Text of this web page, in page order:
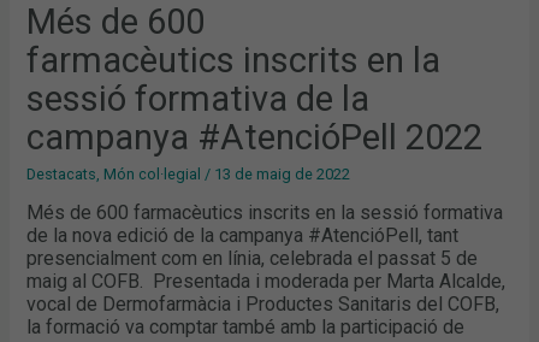
Més de 600
farmacèutics inscrits en la
sessió formativa de la
campanya #AtencióPell 2022
Destacats, Món col·legial / 13 de maig de 2022
Més de 600 farmacèutics inscrits en la sessió formativa
de la nova edició de la campanya #AtencióPell, tant
presencialment com en línia, celebrada el passat 5 de
maig al COFB. Presentada i moderada per Marta Alcalde,
vocal de Dermofarmàcia i Productes Sanitaris del COFB,
la formació va comptar també amb la participació de